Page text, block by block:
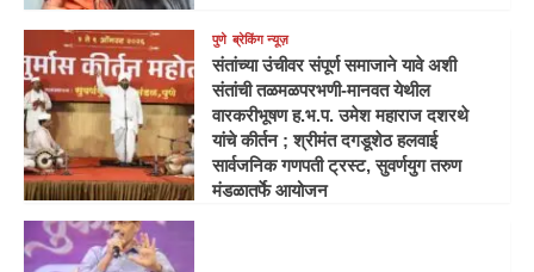
पुणे ब्रेकिंग न्यूज़
संतांच्या उंचीवर संपूर्ण समाजाने यावे अशी
संतांची तळमळपरभणी-मानवत येथील
वारकरीभूषण ह.भ.प. उमेश महाराज दशरथे
यांचे कीर्तन ; श्रीमंत दगडूशेठ हलवाई
सार्वजनिक गणपती ट्रस्ट, सुवर्णयुग तरुण
मंडळातर्फे आयोजन